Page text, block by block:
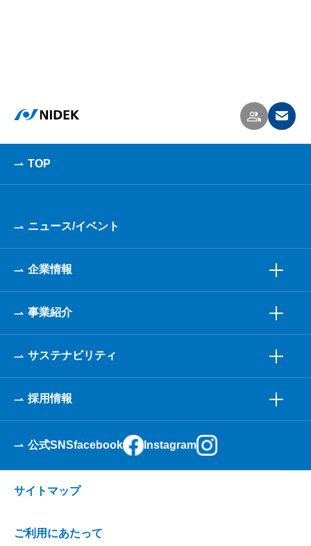
TOP
ニュース/イベント
企業情報
事業紹介
サステナビリティ
採用情報
公式SNSfacebook Instagram
サイトマップ
ご利用にあたって